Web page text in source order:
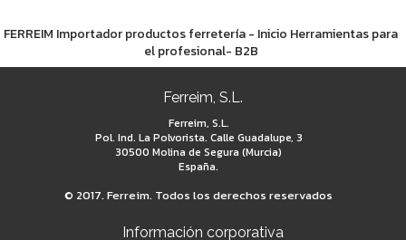
FERREIM Importador productos ferretería - Inicio Herramientas para
el profesional- B2B
Ferreim, S.L.
Ferreim, S.L.
Pol. Ind. La Polvorista. Calle Guadalupe, 3
30500 Molina de Segura (Murcia)
España.
© 2017. Ferreim. Todos los derechos reservados
Información corporativa